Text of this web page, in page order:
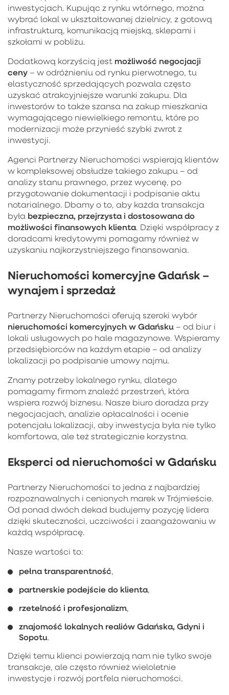
inwestycjach. Kupując z rynku wtórnego, można
wybrać lokal w ukształtowanej dzielnicy, z gotową
infrastrukturą, komunikacją miejską, sklepami i
szkołami w pobliżu.
Dodatkową korzyścią jest możliwość negocjacji
ceny – w odróżnieniu od rynku pierwotnego, tu
elastyczność sprzedających pozwala często
uzyskać atrakcyjniejsze warunki zakupu. Dla
inwestorów to także szansa na zakup mieszkania
wymagającego niewielkiego remontu, które po
modernizacji może przynieść szybki zwrot z
inwestycji.
Agenci Partnerzy Nieruchomości wspierają klientów
w kompleksowej obsłudze takiego zakupu – od
analizy stanu prawnego, przez wycenę, po
przygotowanie dokumentacji i podpisanie aktu
notarialnego. Dbamy o to, aby każda transakcja
była bezpieczna, przejrzysta i dostosowana do
możliwości finansowych klienta. Dzięki współpracy z
doradcami kredytowymi pomagamy również w
uzyskaniu najkorzystniejszego finansowania.
Nieruchomości komercyjne Gdańsk –
wynajem i sprzedaż
Partnerzy Nieruchomości oferują szeroki wybór
nieruchomości komercyjnych w Gdańsku – od biur i
lokali usługowych po hale magazynowe. Wspieramy
przedsiębiorców na każdym etapie – od analizy
lokalizacji po podpisanie umowy najmu.
Znamy potrzeby lokalnego rynku, dlatego
pomagamy firmom znaleźć przestrzeń, która
wspiera rozwój biznesu. Nasze biuro doradza przy
negocjacjach, analizie opłacalności i ocenie
potencjału lokalizacji, aby inwestycja była nie tylko
komfortowa, ale też strategicznie korzystna.
Eksperci od nieruchomości w Gdańsku
Partnerzy Nieruchomości to jedna z najbardziej
rozpoznawalnych i cenionych marek w Trójmieście.
Od ponad dwóch dekad budujemy pozycję lidera
dzięki skuteczności, uczciwości i zaangażowaniu w
każdą współpracę.
Nasze wartości to:
pełna transparentność,
partnerskie podejście do klienta,
rzetelność i profesjonalizm,
znajomość lokalnych realiów Gdańska, Gdyni i
Sopotu.
Dzięki temu klienci powierzają nam nie tylko swoje
transakcje, ale często również wieloletnie
inwestycje i rozwój portfela nieruchomości.